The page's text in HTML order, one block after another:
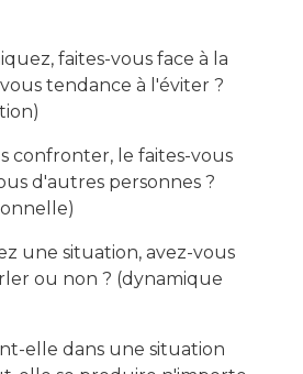
faites-vous face à la
tendance à l'éviter ?
confronter, le faites-vous
d'autres personnes ?
une situation, avez-vous
ou non ? (dynamique
elle dans une situation